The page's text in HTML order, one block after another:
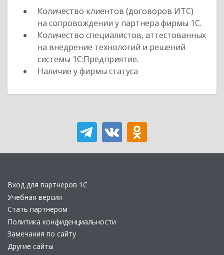
Количество клиентов (договоров ИТС)
на сопровождении у партнера фирмы 1С.
Количество специалистов, аттестованных
на внедрение технологий и решений
системы 1С:Предприятие.
Наличие у фирмы статуса
Вход для партнеров 1С
Учебная версия
Стать партнером
Политика конфиденциальности
Замечания по сайту
Другие сайты